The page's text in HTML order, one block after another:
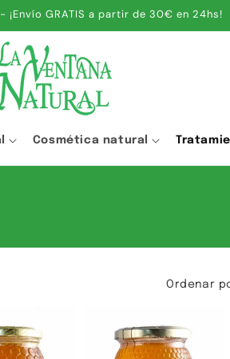
¡Envío GRATIS a partir de 30€ en 24hs!
Cosmética natural
Ordenar